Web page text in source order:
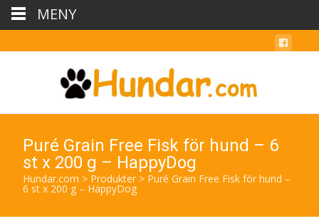
Puré Grain Free Fisk för hund – 6
st x 200 g – HappyDog
Hundar.com > Produkter > Puré Grain Free Fisk för hund –
6 st x 200 g – HappyDog
MENY